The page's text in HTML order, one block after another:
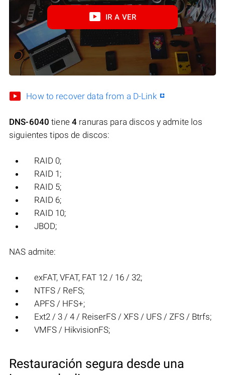
IR A VER
How to recover data from a D-Link
DNS-6040 tiene4 ranuras para discos y admite los
siguientes tipos de discos:
RAID 0;
RAID 1;
RAID 5;
RAID 6;
RAID 10;
JBOD;
NAS admite:
exFAT, VFAT, FAT 12 / 16 / 32;
NTFS / ReFS;
APFS / HFS+;
Ext2 / 3 / 4 / ReiserFS / XFS / UFS / ZFS / Btrfs;
VMFS / HikvisionFS;
Restauración segura desde una